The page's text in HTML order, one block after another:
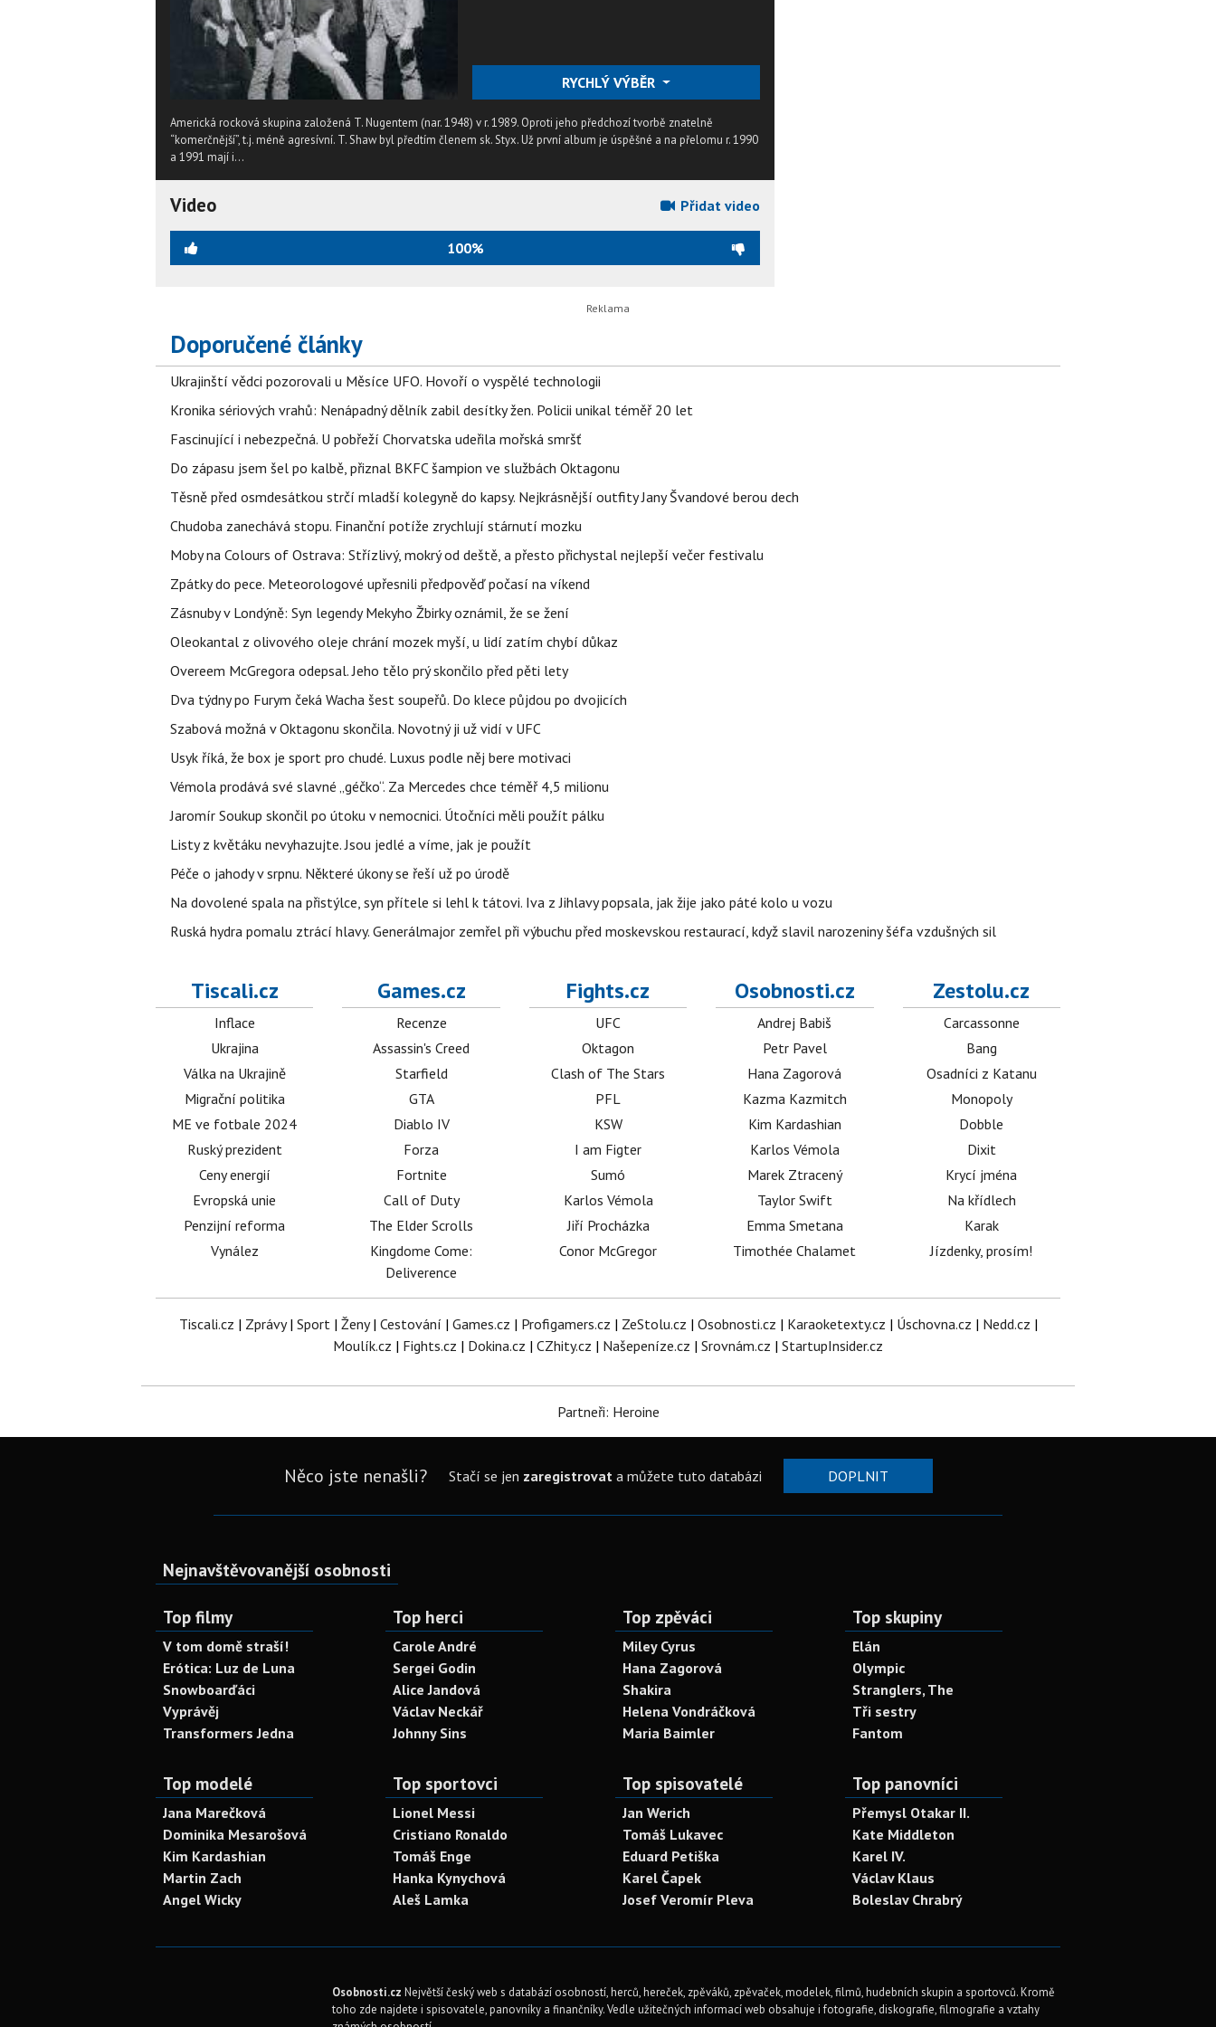
RYCHLÝ VÝBĚR
Americká rocková skupina založená T. Nugentem (nar. 1948) v r. 1989. Oproti jeho předchozí tvorbě znatelně
“komerčnější”, t.j. méně agresívní. T. Shaw byl předtím členem sk. Styx. Už první album je úspěšné a na přelomu r. 1990
a 1991 mají i...
Video Přidat video
100%
Doporučené články
Ukrajinští vědci pozorovali u Měsíce UFO. Hovoří o vyspělé technologii
Kronika sériových vrahů: Nenápadný dělník zabil desítky žen. Policii unikal téměř 20 let
Fascinující i nebezpečná. U pobřeží Chorvatska udeřila mořská smršť
Do zápasu jsem šel po kalbě, přiznal BKFC šampion ve službách Oktagonu
Těsně před osmdesátkou strčí mladší kolegyně do kapsy. Nejkrásnější outfity Jany Švandové berou dech
Chudoba zanechává stopu. Finanční potíže zrychlují stárnutí mozku
Moby na Colours of Ostrava: Střízlivý, mokrý od deště, a přesto přichystal nejlepší večer festivalu
Zpátky do pece. Meteorologové upřesnili předpověď počasí na víkend
Zásnuby v Londýně: Syn legendy Mekyho Žbirky oznámil, že se žení
Oleokantal z olivového oleje chrání mozek myší, u lidí zatím chybí důkaz
Overeem McGregora odepsal. Jeho tělo prý skončilo před pěti lety
Dva týdny po Furym čeká Wacha šest soupeřů. Do klece půjdou po dvojicích
Szabová možná v Oktagonu skončila. Novotný ji už vidí v UFC
Usyk říká, že box je sport pro chudé. Luxus podle něj bere motivaci
Vémola prodává své slavné „géčko“. Za Mercedes chce téměř 4,5 milionu
Jaromír Soukup skončil po útoku v nemocnici. Útočníci měli použít pálku
Listy z květáku nevyhazujte. Jsou jedlé a víme, jak je použít
Péče o jahody v srpnu. Některé úkony se řeší už po úrodě
Na dovolené spala na přistýlce, syn přítele si lehl k tátovi. Iva z Jihlavy popsala, jak žije jako páté kolo u vozu
Ruská hydra pomalu ztrácí hlavy. Generálmajor zemřel při výbuchu před moskevskou restaurací, když slavil narozeniny šéfa vzdušných sil
Tiscali.cz
Inflace
Ukrajina
Válka na Ukrajině
Migrační politika
ME ve fotbale 2024
Ruský prezident
Ceny energií
Evropská unie
Penzijní reforma
Vynález
Games.cz
Recenze
Assassin's Creed
Starfield
GTA
Diablo IV
Forza
Fortnite
Call of Duty
The Elder Scrolls
Kingdome Come:
Deliverence
Fights.cz
UFC
Oktagon
Clash of The Stars
PFL
KSW
I am Figter
Sumó
Karlos Vémola
Jiří Procházka
Conor McGregor
Osobnosti.cz
Andrej Babiš
Petr Pavel
Hana Zagorová
Kazma Kazmitch
Kim Kardashian
Karlos Vémola
Marek Ztracený
Taylor Swift
Emma Smetana
Timothée Chalamet
Zestolu.cz
Carcassonne
Bang
Osadníci z Katanu
Monopoly
Dobble
Dixit
Krycí jména
Na křídlech
Karak
Jízdenky, prosím!
Tiscali.cz | Zprávy| Sport| Ženy| Cestování | Games.cz | Profigamers.cz | ZeStolu.cz | Osobnosti.cz | Karaoketexty.cz | Úschovna.cz | Nedd.cz |
Moulík.cz | Fights.cz | Dokina.cz | CZhity.cz | Našepeníze.cz | Srovnám.cz | StartupInsider.cz
Partneři: Heroine
Něco jste nenašli? Stačí se jen zaregistrovata můžete tuto databázi DOPLNIT
Nejnavštěvovanější osobnosti
Top filmy
V tom domě straší!
Erótica: Luz de Luna
Snowboarďáci
Vyprávěj
Transformers Jedna
Top herci
Carole André
Sergei Godin
Alice Jandová
Václav Neckář
Johnny Sins
Top zpěváci
Miley Cyrus
Hana Zagorová
Shakira
Helena Vondráčková
Maria Baimler
Top skupiny
Elán
Olympic
Stranglers, The
Tři sestry
Fantom
Top modelé
Jana Marečková
Dominika Mesarošová
Kim Kardashian
Martin Zach
Angel Wicky
Top sportovci
Lionel Messi
Cristiano Ronaldo
Tomáš Enge
Hanka Kynychová
Aleš Lamka
Top spisovatelé
Jan Werich
Tomáš Lukavec
Eduard Petiška
Karel Čapek
Josef Veromír Pleva
Top panovníci
Přemysl Otakar II.
Kate Middleton
Karel IV.
Václav Klaus
Boleslav Chrabrý
Osobnosti.cz Největší český web s databází osobností, herců, hereček, zpěváků, zpěvaček, modelek, filmů, hudebních skupin a sportovců. Kromě
toho zde najdete i spisovatele, panovníky a finančníky. Vedle užitečných informací web obsahuje i fotografie, diskografie, filmografie a vztahy